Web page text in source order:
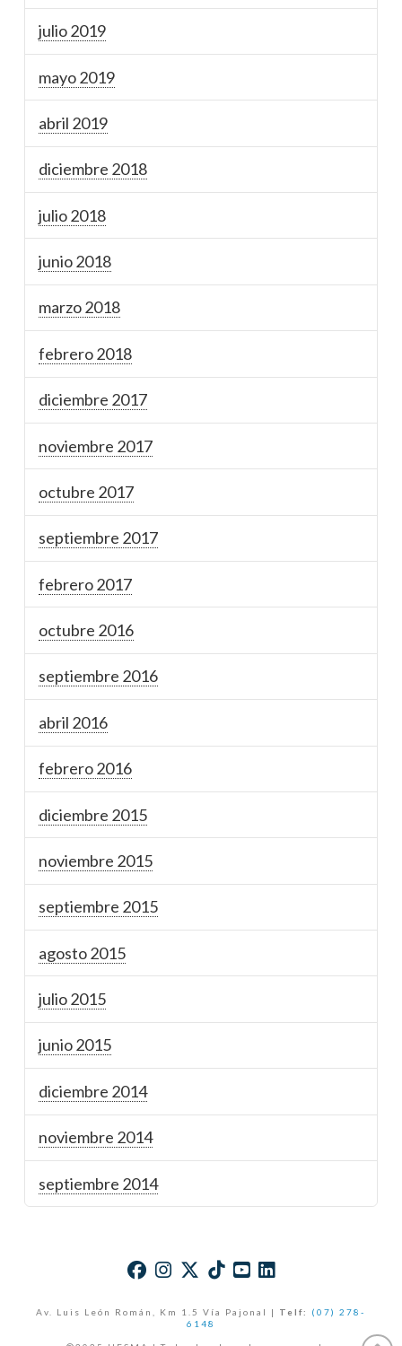
julio 2019
mayo 2019
abril 2019
diciembre 2018
julio 2018
junio 2018
marzo 2018
febrero 2018
diciembre 2017
noviembre 2017
octubre 2017
septiembre 2017
febrero 2017
octubre 2016
septiembre 2016
abril 2016
febrero 2016
diciembre 2015
noviembre 2015
septiembre 2015
agosto 2015
julio 2015
junio 2015
diciembre 2014
noviembre 2014
septiembre 2014
Av. Luis León Román, Km 1.5 Vía Pajonal | Telf:
(07) 278-
6148